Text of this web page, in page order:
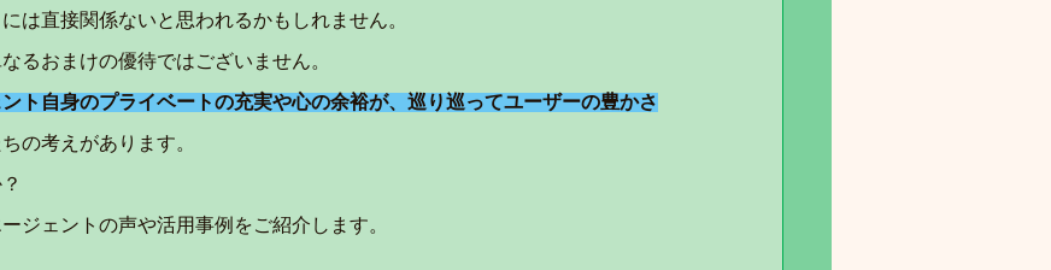
は直接関係ないと思われるかもしれません。
るおまけの優待ではございません。
ント自身のプライベートの充実や心の余裕が、巡り巡ってユーザーの豊かさ
の考えがあります。
ジェントの声や活用事例をご紹介します。